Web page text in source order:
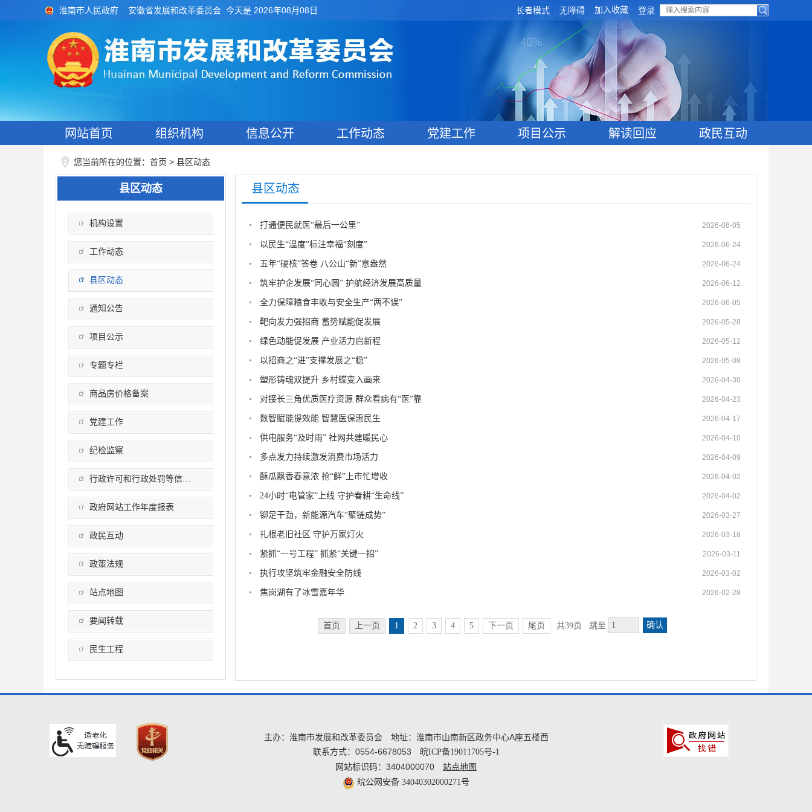
淮南市人民政府 安徽省发展和改革委员会 今天是 2026年08月08日 长者模式 无障碍 加入收藏 登录
网站首页 组织机构 信息公开 工作动态 党建工作 项目公示 解读回应 政民互动
您当前所在的位置： 首页 > 县区动态
县区动态
机构设置
工作动态
县区动态
通知公告
项目公示
专题专栏
商品房价格备案
党建工作
纪检监察
行政许可和行政处罚等信用信息公开
政府网站工作年度报表
政民互动
政策法规
站点地图
要闻转载
民生工程
县区动态
打通便民就医“最后一公里” 2026-08-05
以民生“温度”标注幸福“刻度” 2026-06-24
五年“硬核”答卷 八公山“新”意盎然 2026-06-24
筑牢护企发展“同心圆” 护航经济发展高质量 2026-06-12
全力保障粮食丰收与安全生产“两不误” 2026-06-05
靶向发力强招商 蓄势赋能促发展 2026-05-28
绿色动能促发展 产业活力启新程 2026-05-12
以招商之“进”支撑发展之“稳” 2026-05-08
塑形铸魂双提升 乡村蝶变入画来 2026-04-30
对接长三角优质医疗资源 群众看病有“医”靠 2026-04-23
数智赋能提效能 智慧医保惠民生 2026-04-17
供电服务“及时雨” 社网共建暖民心 2026-04-10
多点发力持续激发消费市场活力 2026-04-09
酥瓜飘香春意浓 抢“鲜”上市忙增收 2026-04-02
24小时“电管家”上线 守护春耕“生命线” 2026-04-02
铆足干劲，新能源汽车“聚链成势” 2026-03-27
扎根老旧社区 守护万家灯火 2026-03-18
紧抓“一号工程” 抓紧“关键一招” 2026-03-11
执行攻坚筑牢金融安全防线 2026-03-02
焦岗湖有了冰雪嘉年华 2026-02-28
首页 上一页 1 2 3 4 5 下一页 尾页 共39页 跳至 确认
主办：淮南市发展和改革委员会
地址：淮南市山南新区政务中心A座五楼西
联系方式：0554-6678053
皖ICP备19011705号-1
网站标识码：3404000070
站点地图
皖公网安备 34040302000271号